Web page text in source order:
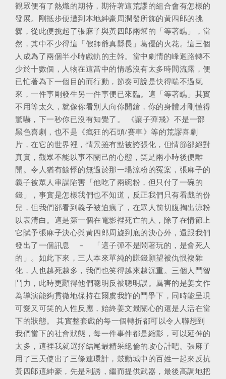
觀眾便有了熱熾的期待，期待著這荒謬的組合會有怎樣的
發展。剛抵步便遭到本地紳豪周潤發所飾的黃四郎的挑
釁，從此便挑起了張麻子與黃四郎兩幫的「等著瞧」，當
然，其中不少得這「假師爺真縣長」葛優的火花。這三個
人成為了兩個半小時戲軌的主幹。當中劇情的峰迴路轉不
少於十數個，人物在這當中的情感沒有太多時間流露，便
已忙著為下一個目的而行動，節奏可說是快得喘不過氣
來，一件事剛發生另一件事便已來臨。這「等著瞧」其實
不用等太久，就像你看別人向你開鎗，你的身體才剛懂得
驚嚇，下一秒你已沒有知覺了。 《讓子彈飛》不是一部
黑色喜劇，也不是《瘋狂的石頭/賽車》等的荒謬喜劇
片，在它的世界裡，情景雖有點被誇張化，但情節郤絕對
真實，觀眾不能以事不關己的心態，笑足兩小時後便離
開。令人猶有餘悸的無過於那一場涼粉的冤案，張麻子的
義子被眾人串謀陷害「他吃了兩碗粉，但只付了一碗的
錢」，事實是怎樣我們也不知道，反正我們只有看戲的份
兒，但我們郤看到義子被迫瘋了，在眾人前切腹掏出涼粉
以表清白。這是第一個在電影裡死亡的人，除了在情節上
它賦予張麻子決心與黃四郎周旋到底的決心外，還跟我們
發出了一個訊息 － 「這子彈不是鬧著玩的，是會死人
的」。如此下來，三人本來單純的賺錢願望被仇恨複雜
化，人也越死越多，我們也笑得越來越沉重。三個人鬥智
鬥力，此時更顯得他們聰明反被聰明誤。厲害的是姜文作
為導演能夠貫徹地保持在爾虞我詐的鬥爭下，同時能呈現
可愛又可笑的人性反應，始終姜文最關心的還是人活在當
下的狀態。 其實整套戲的每一個轉折都可以令人聯想到
我們當下的社會狀態，每一件事件都是縮影，可以延伸的
太多，這裡我就選擇結尾最精采絕倫的攻心計吧。張麻子
用了三天使出了三條連環計，鼓動城中的百姓一起來反抗
黃四郎這紳豪，先是利誘，繼而提供武器，最後高調地把